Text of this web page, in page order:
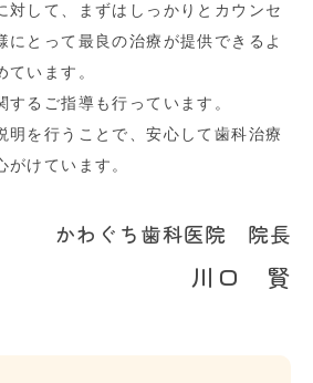
対して、まずはしっかりとカウンセ
にとって最良の治療が提供できるよ
ています。
るご指導も行っています。
明を行うことで、安心して歯科治療
けています。
かわぐち歯科医院 院長
川口 賢